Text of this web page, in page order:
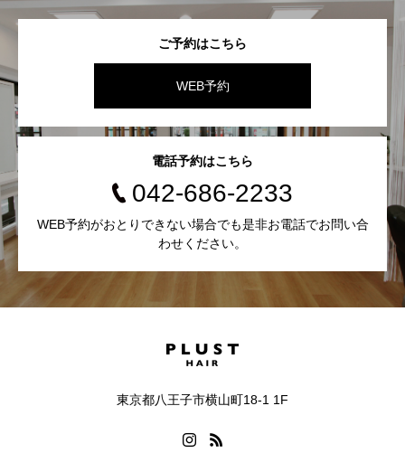
ご予約はこちら
WEB予約
電話予約はこちら
042-686-2233
WEB予約がおとりできない場合でも是非お電話でお問い合
わせください。
東京都八王子市横山町18-1 1F